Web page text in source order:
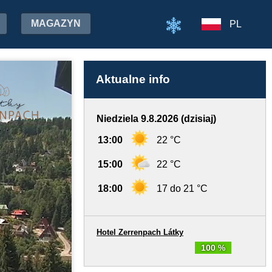
MAGAZYN PL
Aktualne info
Niedziela 9.8.2026 (dzisiaj)
13:00 22 °C
15:00 22 °C
18:00 17 do 21 °C
100 %
Hotel Zerrenpach Látky